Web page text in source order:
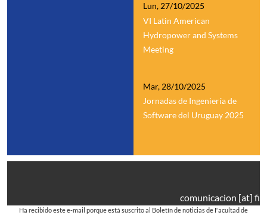
Lun, 27/10/2025
VI Latin American
Hydropower and Systems
Meeting
Mar, 28/10/2025
Jornadas de Ingeniería de
Software del Uruguay 2025
comunicacion [at]
Ha recibido este e-mail porque está suscrito al Boletín de noticias de Facultad de